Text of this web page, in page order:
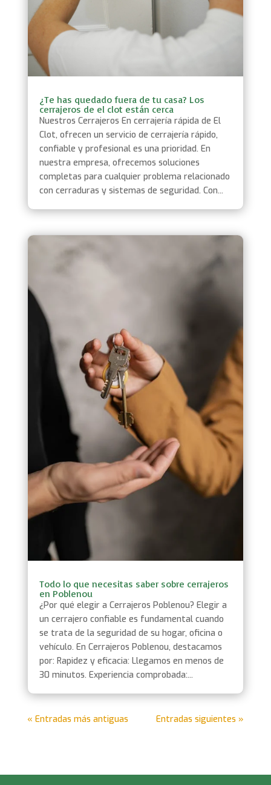
¿Te has quedado fuera de tu casa? Los
cerrajeros de el clot están cerca
Nuestros Cerrajeros En cerrajería rápida de El
Clot, ofrecen un servicio de cerrajería rápido,
confiable y profesional es una prioridad. En
nuestra empresa, ofrecemos soluciones
completas para cualquier problema relacionado
con cerraduras y sistemas de seguridad. Con...
Todo lo que necesitas saber sobre cerrajeros
en Poblenou
¿Por qué elegir a Cerrajeros Poblenou? Elegir a
un cerrajero confiable es fundamental cuando
se trata de la seguridad de su hogar, oficina o
vehículo. En Cerrajeros Poblenou, destacamos
por: Rapidez y eficacia: Llegamos en menos de
30 minutos. Experiencia comprobada:...
« Entradas más antiguas Entradas siguientes »